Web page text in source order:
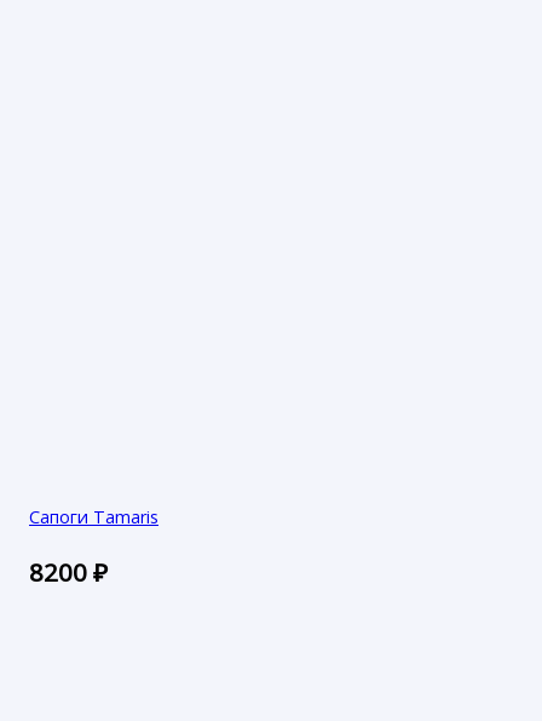
Сапоги Tamaris
8200₽